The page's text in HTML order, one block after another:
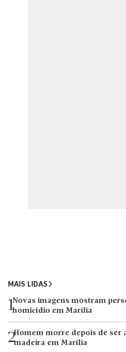
MAIS LIDAS
1Novas imagens mostram
homicídio em Marília
2Homem morre depois de ser
madeira em Marília